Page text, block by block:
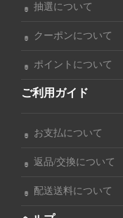
抽選について
クーポンについて
ポイントについて
ご利用ガイド
お支払について
返品/交換について
配送送料について